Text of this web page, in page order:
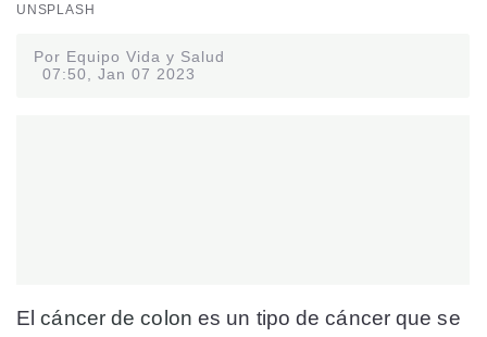
UNSPLASH
Por Equipo Vida y Salud
07:50, Jan 07 2023
Elcáncer de colon es un tipo de cáncer que se